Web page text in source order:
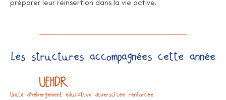
préparer leur réinsertion dans la vie active.
Les structures accompagnées cette année
UEHDR
Unité d’hébergement éducative diversifiée renforcée